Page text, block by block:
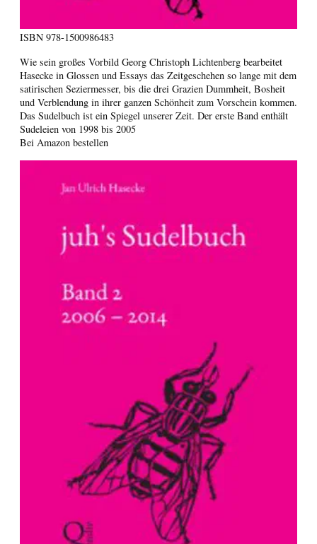
ISBN 978-1500986483
Wie sein großes Vorbild Georg Christoph Lichtenberg bearbeitet
Hasecke in Glossen und Essays das Zeitgeschehen so lange mit dem
satirischen Seziermesser, bis die drei Grazien Dummheit, Bosheit
und Verblendung in ihrer ganzen Schönheit zum Vorschein kommen.
Das Sudelbuch ist ein Spiegel unserer Zeit. Der erste Band enthält
Sudeleien von 1998 bis 2005
Bei Amazon bestellen